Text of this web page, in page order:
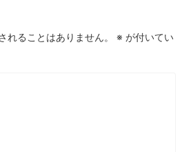
れることはありません。 ※ が付いてい